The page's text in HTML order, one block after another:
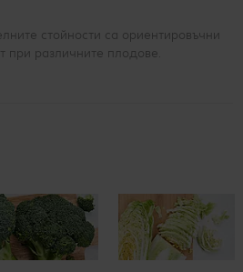
стойности са ориентировъчни
при различните плодове.